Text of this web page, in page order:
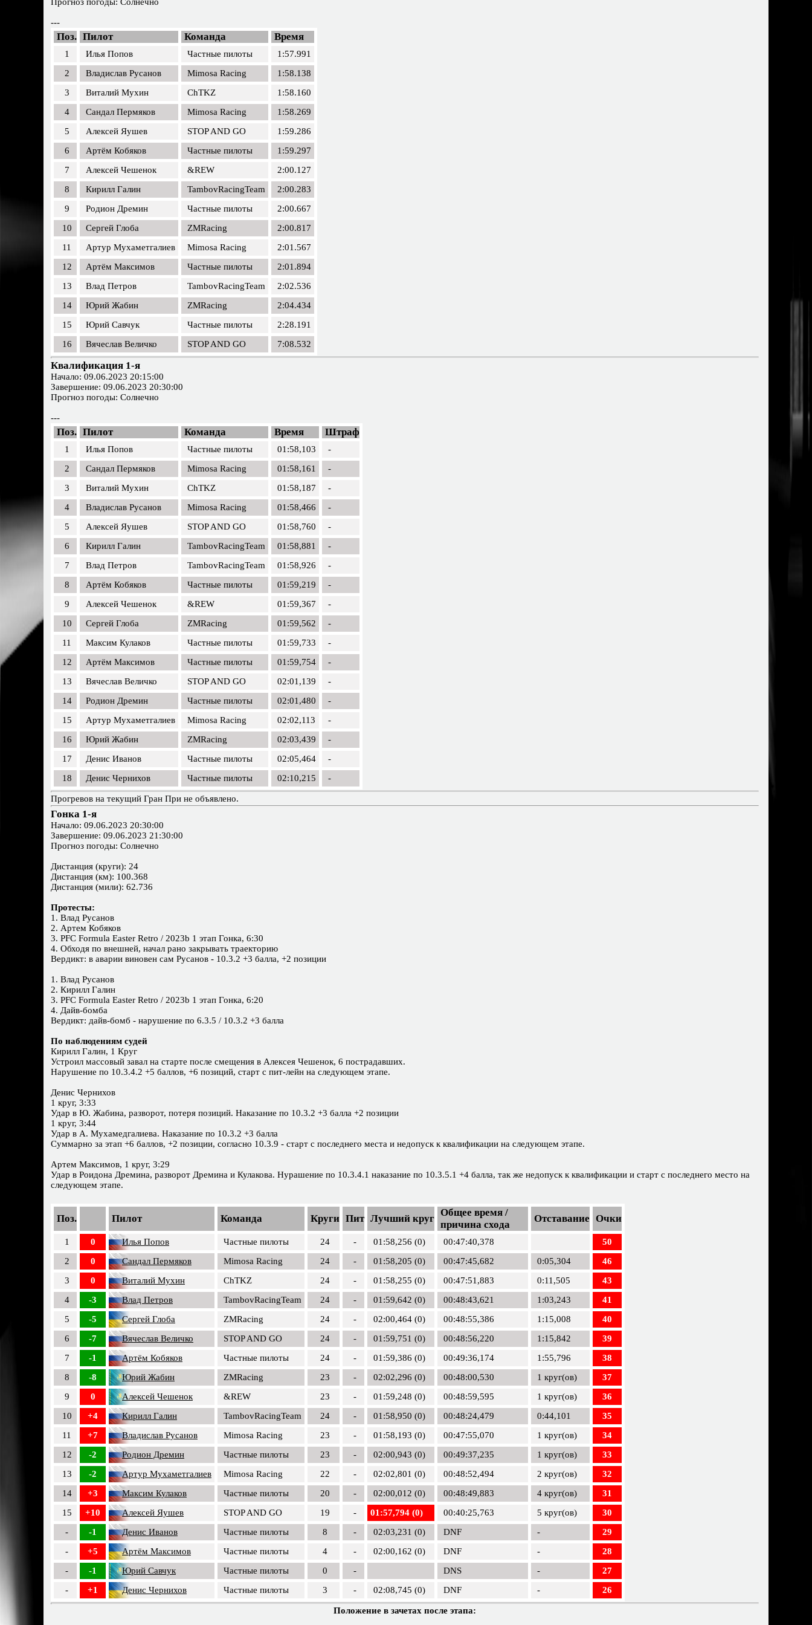
---
Поз. Пилот Команда Время
1 Илья Попов Частные пилоты
1:57.991
2
Владислав Русанов Mimosa Racing
1:58.138
3
Виталий Мухин ChTKZ
1:58.160
4
Сандал Пермяков Mimosa Racing
1:58.269
5
Алексей Яушев STOP AND GO
1:59.286
6
Артём Кобяков Частные пилоты
1:59.297
7
Алексей Чешенок &REW
2:00.127
8
Кирилл Галин TambovRacingTeam
2:00.283
9
Родион Дремин Частные пилоты
2:00.667
10
Сергей Глоба ZMRacing
2:00.817
11
Артур Мухаметгалиев Mimosa Racing
2:01.567
12
Артём Максимов Частные пилоты
2:01.894
13
Влад Петров TambovRacingTeam
2:02.536
14
Юрий Жабин ZMRacing
2:04.434
15
Юрий Савчук Частные пилоты
2:28.191
16
Вячеслав Величко STOP AND GO 7:08.532
Квалификация 1-я
Начало: 09.06.2023 20:15:00
Завершение: 09.06.2023 20:30:00
Прогноз погоды: Солнечно
---
Поз. Пилот Команда Время Штраф
1 Илья Попов Частные пилоты 01:58,103
-
2
Сандал Пермяков Mimosa Racing 01:58,161
-
3
Виталий Мухин ChTKZ 01:58,187
-
4
Владислав Русанов Mimosa Racing 01:58,466
-
5
Алексей Яушев STOP AND GO 01:58,760
-
6
Кирилл Галин TambovRacingTeam 01:58,881
-
7
Влад Петров TambovRacingTeam 01:58,926
-
8
Артём Кобяков Частные пилоты 01:59,219
-
9
Алексей Чешенок &REW 01:59,367
-
10
Сергей Глоба ZMRacing 01:59,562
-
11
Максим Кулаков Частные пилоты 01:59,733
-
12
Артём Максимов Частные пилоты 01:59,754
-
13
Вячеслав Величко STOP AND GO 02:01,139
-
14
Родион Дремин Частные пилоты 02:01,480
-
15
Артур Мухаметгалиев Mimosa Racing 02:02,113
-
16
Юрий Жабин ZMRacing 02:03,439
-
17
Денис Иванов Частные пилоты 02:05,464
-
18
Денис Чернихов Частные пилоты 02:10,215 -
Прогревов на текущий Гран При не объявлено.
Гонка 1-я
Начало: 09.06.2023 20:30:00
Завершение: 09.06.2023 21:30:00
Прогноз погоды: Солнечно
Дистанция (круги): 24
Дистанция (км): 100.368
Дистанция (мили): 62.736
Протесты:
1. Влад Русанов
2. Артем Кобяков
3. PFС Formula Easter Retro / 2023b 1 этап Гонка, 6:30
4. Обходя по внешней, начал рано закрывать траекторию
Вердикт: в аварии виновен сам Русанов - 10.3.2 +3 балла, +2 позиции
1. Влад Русанов
2. Кирилл Галин
3. PFС Formula Easter Retro / 2023b 1 этап Гонка, 6:20
4. Дайв-бомба
Вердикт: дайв-бомб - нарушение по 6.3.5 / 10.3.2 +3 балла
По наблюдениям судей
Кирилл Галин, 1 Круг
Устроил массовый завал на старте после смещения в Алексея Чешенок, 6 пострадавших.
Нарушение по 10.3.4.2 +5 баллов, +6 позиций, старт с пит-лейн на следующем этапе.
Денис Чернихов
1 круг, 3:33
Удар в Ю. Жабина, разворот, потеря позиций. Наказание по 10.3.2 +3 балла +2 позиции
1 круг, 3:44
Удар в А. Мухамедгалиева. Наказание по 10.3.2 +3 балла
Суммарно за этап +6 баллов, +2 позиции, согласно 10.3.9 - старт с последнего места и недопуск к квалификации на следующем этапе.
Артем Максимов, 1 круг, 3:29
Удар в Роидона Дремина, разворот Дремина и Кулакова. Нурашение по 10.3.4.1 наказание по 10.3.5.1 +4 балла, так же недопуск к квалификации и старт с последнего место на
следующем этапе.
Поз. Пилот Команда Круги Пит Лучший круг
Общее время /
причина схода
Отставание Очки
1 0 Илья Попов Частные пилоты 24 - 01:58,256 (0) 00:47:40,378
50
2
0 Сандал Пермяков Mimosa Racing 24 - 01:58,205 (0) 00:47:45,682 0:05,304
46
3
0 Виталий Мухин ChTKZ 24 - 01:58,255 (0) 00:47:51,883 0:11,505
43
4
-3 Влад Петров TambovRacingTeam 24 - 01:59,642 (0) 00:48:43,621 1:03,243
41
5
-5 Сергей Глоба ZMRacing 24 - 02:00,464 (0) 00:48:55,386 1:15,008
40
6
-7 Вячеслав Величко STOP AND GO 24 - 01:59,751 (0) 00:48:56,220 1:15,842
39
7
-1 Артём Кобяков Частные пилоты 24 - 01:59,386 (0) 00:49:36,174 1:55,796
38
8
-8 Юрий Жабин ZMRacing 23 - 02:02,296 (0) 00:48:00,530 1 круг(ов)
37
9
0 Алексей Чешенок &REW 23 - 01:59,248 (0) 00:48:59,595 1 круг(ов)
36
10
+4 Кирилл Галин TambovRacingTeam 24 - 01:58,950 (0) 00:48:24,479 0:44,101
35
11
+7 Владислав Русанов Mimosa Racing 23 - 01:58,193 (0) 00:47:55,070 1 круг(ов)
34
12
-2 Родион Дремин Частные пилоты 23 - 02:00,943 (0) 00:49:37,235 1 круг(ов)
33
13
-2 Артур Мухаметгалиев Mimosa Racing 22 - 02:02,801 (0) 00:48:52,494 2 круг(ов)
32
14
+3 Максим Кулаков Частные пилоты 20 - 02:00,012 (0) 00:48:49,883 4 круг(ов)
31
15
+10 Алексей Яушев STOP AND GO 19 - 01:57,794 (0) 00:40:25,763 5 круг(ов)
30
-
-1 Денис Иванов Частные пилоты 8 - 02:03,231 (0) DNF -
29
-
+5 Артём Максимов Частные пилоты 4 - 02:00,162 (0) DNF -
28
-
-1 Юрий Савчук Частные пилоты 0 - DNS -
27
-
+1 Денис Чернихов Частные пилоты 3 - 02:08,745 (0) DNF - 26
Положение в зачетах после этапа: